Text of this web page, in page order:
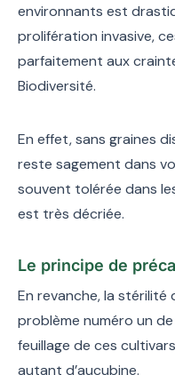
environnants est
prolifération invasive,
parfaitement aux
Biodiversité.
En effet, sans graines
reste sagement dans
souvent tolérée dans
est très décriée.
Le principe de
En revanche, la stérilité
problème numéro un
feuillage de ces
autant d’aucubine.